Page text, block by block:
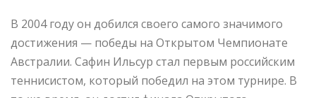
В 2004 году он добился своего самого значимого
достижения — победы на Открытом Чемпионате
Австралии. Сафин Ильсур стал первым российским
теннисистом, который победил на этом турнире. В